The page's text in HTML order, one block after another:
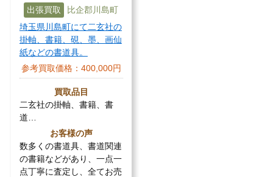
出張買取
比企郡川島町
埼玉県川島町にて二玄社の
掛軸、書籍、硯、墨、画仙
紙などの書道具。
参考買取価格： 400,000円
買取品目
二玄社の掛軸、書籍、書
道…
お客様の声
数多くの書道具、書道関連
の書籍などがあり、一点一
点丁寧に査定し、全てお売